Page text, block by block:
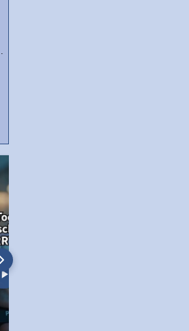
Browser: Sprache ändern –
english, niederländisch,